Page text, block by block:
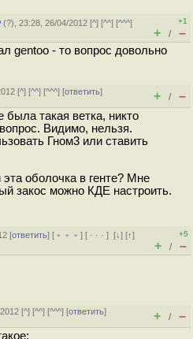
(?), 23:28, 26/04/2012 [^] [^^] [^^^]
+1
+ / –
gentoo - то вопрос довольно
[^] [^^] [^^^] [ответить]
+ / –
такая ветка, никто
Видимо, нельзя.
Гном3 или ставить
оболочка в генте? Мне
закос можно КДЕ настроить.
[ответить] [ ﹢﹢﹢] [ · · ·][↓] [↑]
+5
+ / –
[^] [^^] [^^^] [ответить]
+ / –